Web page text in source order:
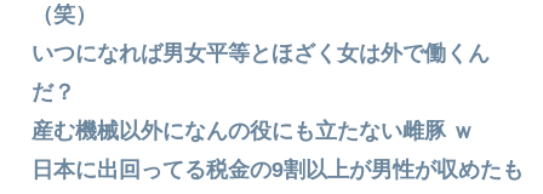
（笑）
いつになれば男女平等とほざく女は外で働くん
だ？
産む機械以外になんの役にも立たない雌豚 ｗ
日本に出回ってる税金の9割以上が男性が収めたも